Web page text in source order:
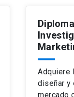
Adquiere
diseñar y
mercado